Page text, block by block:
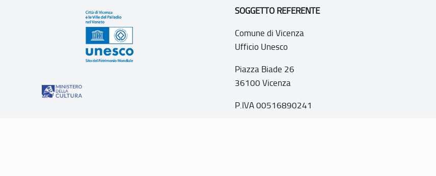
SOGGETTO REFERENTE
Comune di Vicenza
Ufficio Unesco
Piazza Biade 26
36100 Vicenza
P.IVA 00516890241